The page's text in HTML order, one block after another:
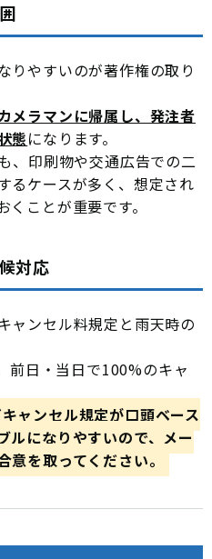
りやすいのが著作権の取り
メラマンに帰属し、発注者
態になります。
、印刷物や交通広告での二
るケースが多く、想定され
ことが重要です。
対応
ャンセル料規定と雨天時の
前日・当日で100%のキャ
ャンセル規定が口頭ベース
ルになりやすいので、メー
を取ってください。